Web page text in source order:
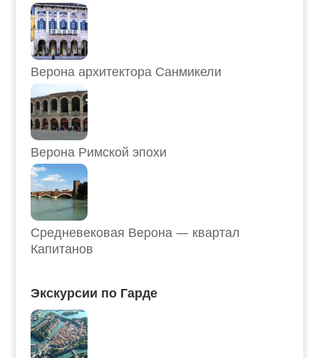
Верона архитектора Санмикели
Верона Римской эпохи
Средневековая Верона — квартал
Капитанов
Экскурсии по Гарде